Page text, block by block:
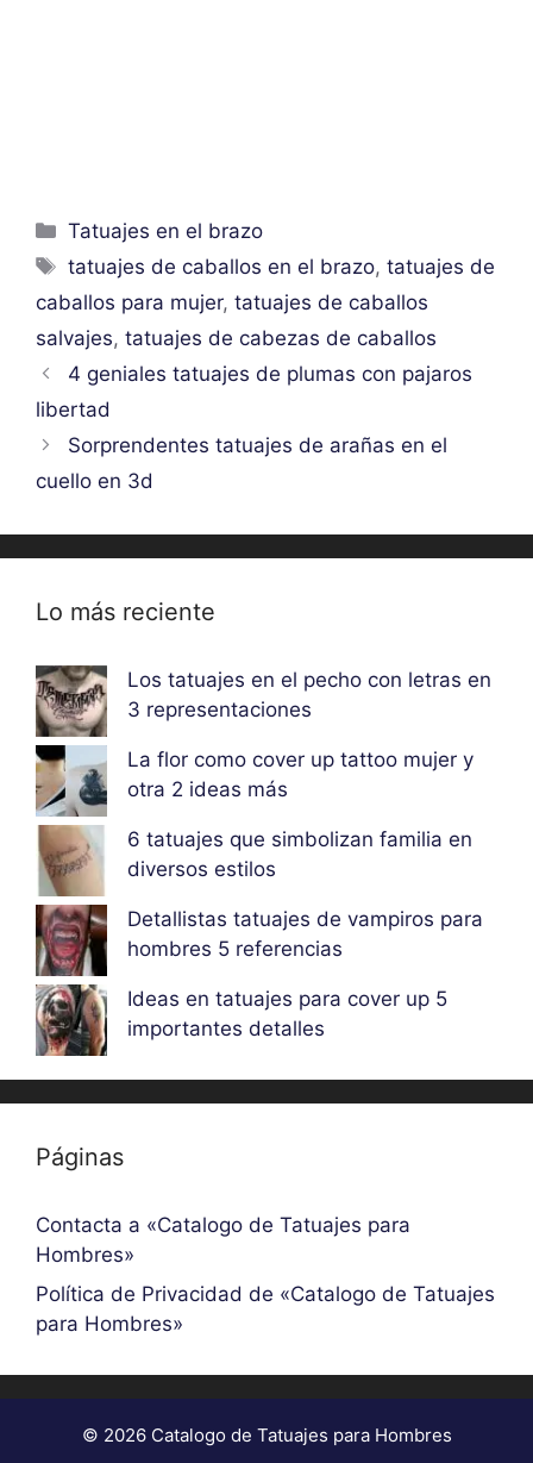
Categorías
Tatuajes en el brazo
Etiquetas
tatuajes de caballos en el brazo,tatuajes de
caballos para mujer, tatuajes de caballos
salvajes, tatuajes de cabezas de caballos
4 geniales tatuajes de plumas con pajaros
libertad
Sorprendentes tatuajes de arañas en el
cuello en 3d
Lo más reciente
Los tatuajes en el pecho con letras en
3 representaciones
La flor como cover up tattoo mujer y
otra 2 ideas más
6 tatuajes que simbolizan familia en
diversos estilos
Detallistas tatuajes de vampiros para
hombres 5 referencias
Ideas en tatuajes para cover up 5
importantes detalles
Páginas
Contacta a «Catalogo de Tatuajes para
Hombres»
Política de Privacidad de «Catalogo de Tatuajes
para Hombres»
© 2026 Catalogo de Tatuajes para Hombres